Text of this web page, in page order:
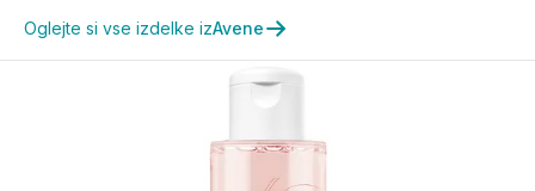
Oglejte si vse izdelke izAvene